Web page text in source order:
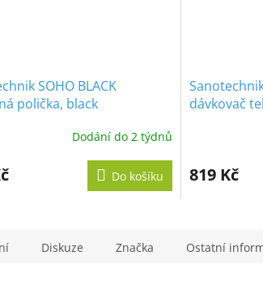
SOHO BLACK
polička, black
Dodání do 2 týdnů
Do košíku
dávkovač
819 Kč
Diskuze Značka Ostatní